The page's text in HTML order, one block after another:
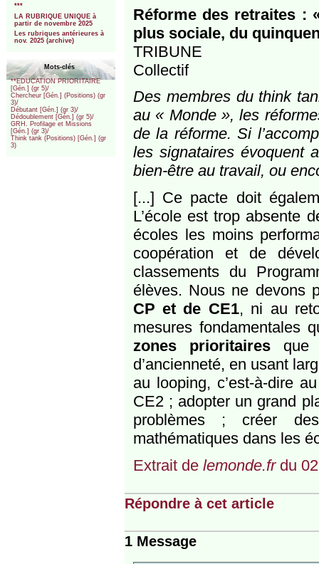
***
LA RUBRIQUE UNIQUE à
partir de novembre 2025
Les rubriques antérieures à
nov. 2025 (archive)
Mots-clés
**EDUCATION PRIORITAIRE
[Gén.] (gr 5)/
Chercheur [Gén.] (Positions) (gr
3)/
Débutant [Gén.] (gr 3)/
Dédoublement [Gén.] (gr 5)/
GRH. Profilage et Missions
[Gén.] (gr 3)/
Think tank (Positions) [Gén.] (gr
3)
Réforme des retraites :
plus sociale, du
TRIBUNE
Collectif
Des membres du think
au « Monde », les
de la réforme. Si
les signataires évoquent
bien-être au travail, ou
[...] Ce pacte doit
L’école est trop absente
écoles les moins
coopération et de
classements du
élèves. Nous ne devons
CP et de CE1, ni au
mesures fondamentales
zones prioritairesque
d’ancienneté, en usant
au looping, c’est-à-dire
CE2 ; adopter un grand
problèmes ; créer
mathématiques dans les
Extrait de lemonde.frdu
Répondre à cet article
1 Message